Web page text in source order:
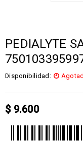
PEDIALYTE
Disponibilidad:
$9.600